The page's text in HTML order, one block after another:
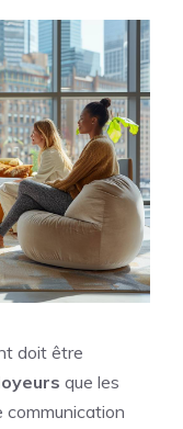
doit être
que les
communication